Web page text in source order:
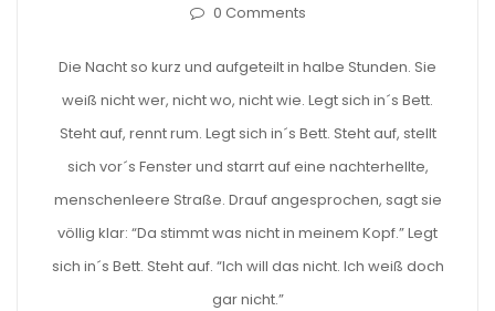
0 Comments
Die Nacht so kurz und aufgeteilt in halbe Stunden. Sie
weiß nicht wer, nicht wo, nicht wie. Legt sich in´s Bett.
Steht auf, rennt rum. Legt sich in´s Bett. Steht auf, stellt
sich vor´s Fenster und starrt auf eine nachterhellte,
menschenleere Straße. Drauf angesprochen, sagt sie
völlig klar: “Da stimmt was nicht in meinem Kopf.” Legt
sich in´s Bett. Steht auf. “Ich will das nicht. Ich weiß doch
gar nicht.”